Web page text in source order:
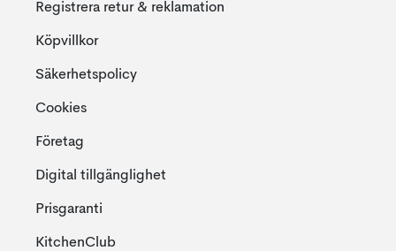
Registrera retur & reklamation
Köpvillkor
Säkerhetspolicy
Cookies
Företag
Digital tillgänglighet
Prisgaranti
KitchenClub